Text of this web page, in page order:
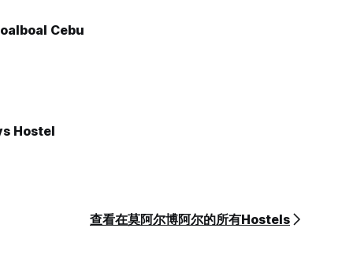
Cebu
Hostel
查看在莫阿尔博阿尔的所有Hostels